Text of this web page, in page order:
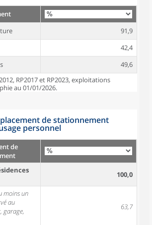
91,9
42,4
49,6
RP2017 et RP2023, exploitations
au 01/01/2026.
de stationnement
personnel
de
100,0
moins un
au
garage,
63,7